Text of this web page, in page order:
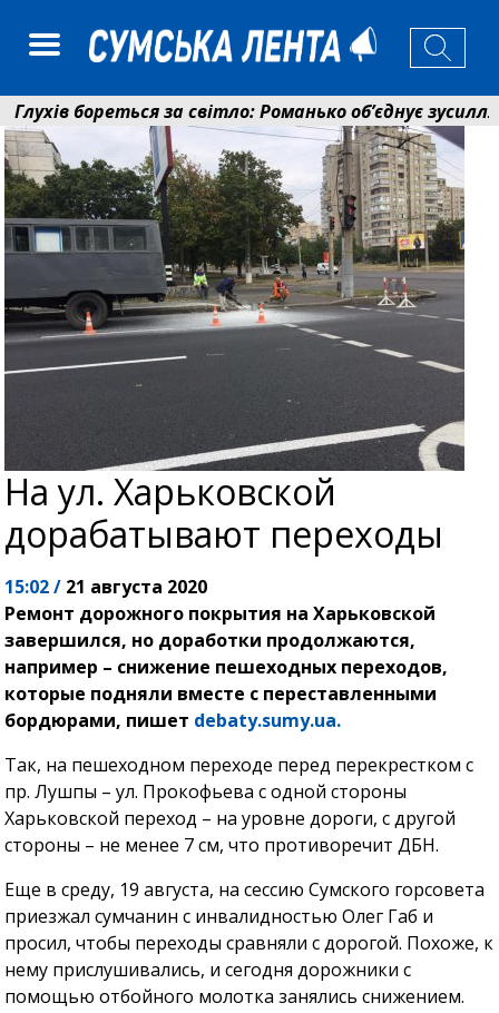
бореться за світло: Романько об’єднує зусилля
фонд Сумщини спрямував 0,2 млрд грн на
На ул. Харьковской
дорабатывают переходы
15:02 / 21 августа 2020
Ремонт дорожного покрытия на Харьковской
завершился, но доработки продолжаются,
например – снижение пешеходных переходов,
которые подняли вместе с переставленными
бордюрами, пишет debaty.sumy.ua.
Так, на пешеходном переходе перед перекрестком с
пр. Лушпы – ул. Прокофьева с одной стороны
Харьковской переход – на уровне дороги, с другой
стороны – не менее 7 см, что противоречит ДБН.
Еще в среду, 19 августа, на сессию Сумского горсовета
приезжал сумчанин с инвалидностью Олег Габ и
просил, чтобы переходы сравняли с дорогой. Похоже, к
нему прислушивались, и сегодня дорожники с
помощью отбойного молотка занялись снижением.